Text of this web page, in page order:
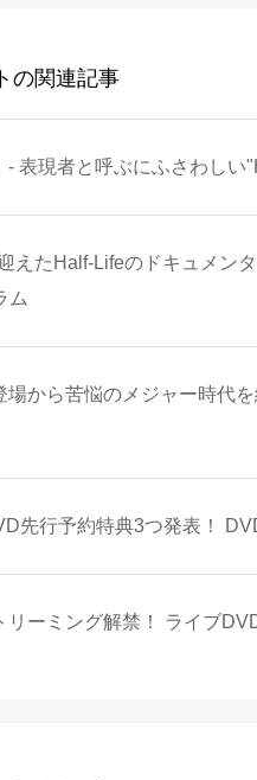
の関連記事
- 表現者と呼ぶにふさわしい
えたHalf-Lifeのドキュメン
ム
場から苦悩のメジャー時代
先行予約特典3つ発表！
リーミング解禁！ ライブ